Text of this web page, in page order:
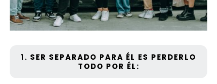
1. SER SEPARADO PARA ÉL ES PERDERLO
TODO POR ÉL: